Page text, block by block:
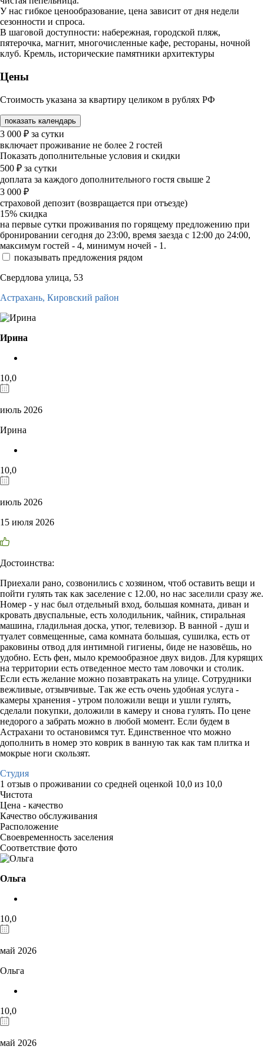
У нас гибкое ценообразование, цена зависит от дня недели
сезонности и спроса.
В шаговой доступности: набережная, городской пляж,
пятерочка, магнит, многочисленные кафе, рестораны, ночной
клуб. Кремль, исторические памятники архитектуры
Цены
Стоимость указана за квартиру целиком в рублях РФ
показать календарь
3 000 ₽ за сутки
включает проживание не более 2 гостей
Показать дополнительные условия и скидки
500 ₽ за сутки
доплата за каждого дополнительного гостя свыше 2
3 000 ₽
страховой депозит (возвращается при отъезде)
15% скидка
на первые сутки проживания по горящему предложению при
бронировании сегодня до 23:00, время заезда с 12:00 до 24:00,
максимум гостей - 4, минимум ночей - 1.
показывать предложения рядом
Свердлова улица, 53
Астрахань, Кировский район
Ирина
10,0
июль 2026
Ирина
10,0
июль 2026
15 июля 2026
Достоинства:
Приехали рано, созвонились с хозяином, чтоб оставить вещи и
пойти гулять так как заселение с 12.00, но нас заселили сразу же.
Номер - у нас был отдельный вход, большая комната, диван и
кровать двуспальные, есть холодильник, чайник, стиральная
машина, гладильная доска, утюг, телевизор. В ванной - душ и
туалет совмещенные, сама комната большая, сушилка, есть от
раковины отвод для интимной гигиены, биде не назовёшь, но
удобно. Есть фен, мыло кремообразное двух видов. Для курящих
на территории есть отведенное место там ловочки и столик.
Если есть желание можно позавтракать на улице. Сотрудники
вежливые, отзывчивые. Так же есть очень удобная услуга -
камеры хранения - утром положили вещи и ушли гулять,
сделали покупки, доложили в камеру и снова гулять. По цене
недорого а забрать можно в любой момент. Если будем в
Астрахани то остановимся тут. Единственное что можно
дополнить в номер это коврик в ванную так как там плитка и
мокрые ноги скользят.
Студия
1 отзыв о проживании со средней оценкой 10,0 из 10,0
Чистота
Цена - качество
Качество обслуживания
Расположение
Своевременность заселения
Соответствие фото
Ольга
10,0
май 2026
Ольга
10,0
май 2026